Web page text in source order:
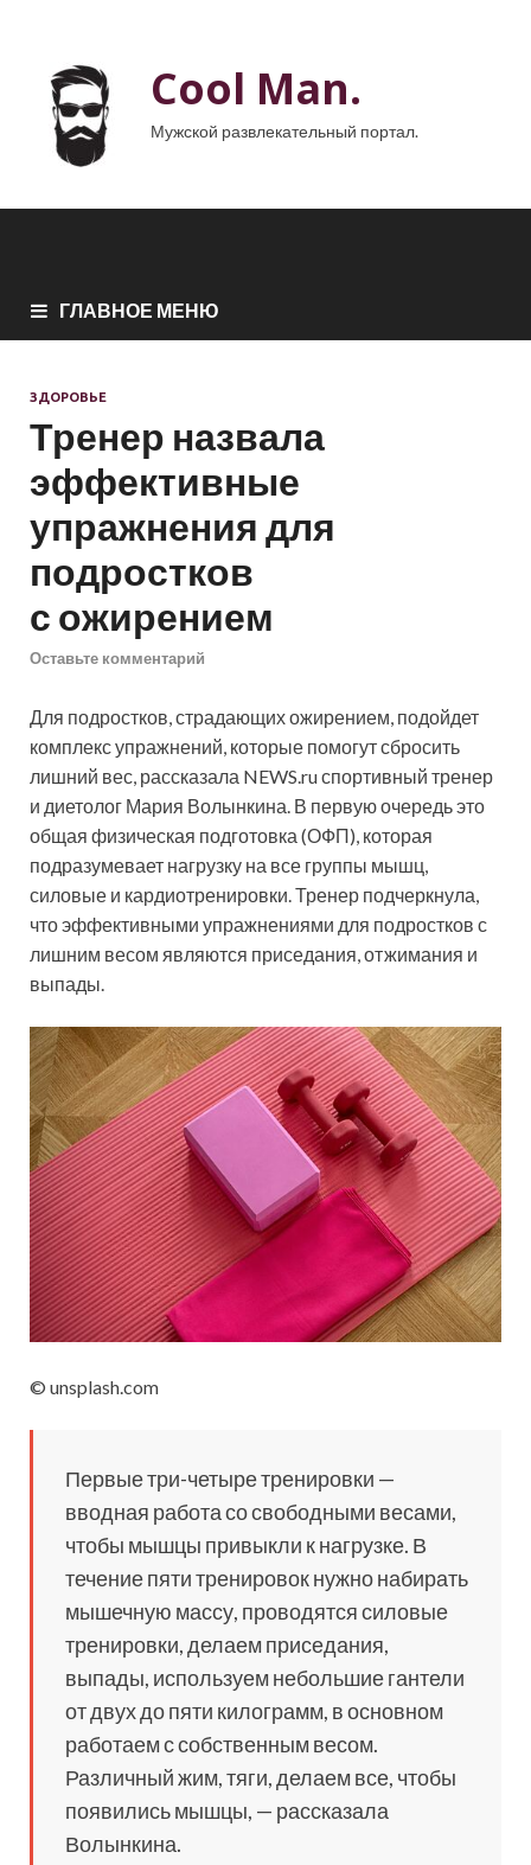
Cool Man.
Мужской развлекательный портал.
ГЛАВНОЕ МЕНЮ
ЗДОРОВЬЕ
Тренер назвала
эффективные
упражнения для
подростков
с ожирением
Оставьте комментарий
Для подростков, страдающих ожирением, подойдет
комплекс упражнений, которые помогут сбросить
лишний вес, рассказала NEWS.ru спортивный тренер
и диетолог Мария Волынкина. В первую очередь это
общая физическая подготовка (ОФП), которая
подразумевает нагрузку на все группы мышц,
силовые и кардиотренировки. Тренер подчеркнула,
что эффективными упражнениями для подростков с
лишним весом являются приседания, отжимания и
выпады.
© unsplash.com
Первые три-четыре тренировки —
вводная работа со свободными весами,
чтобы мышцы привыкли к нагрузке. В
течение пяти тренировок нужно набирать
мышечную массу, проводятся силовые
тренировки, делаем приседания,
выпады, используем небольшие гантели
от двух до пяти килограмм, в основном
работаем с собственным весом.
Различный жим, тяги, делаем все, чтобы
появились мышцы, — рассказала
Волынкина.